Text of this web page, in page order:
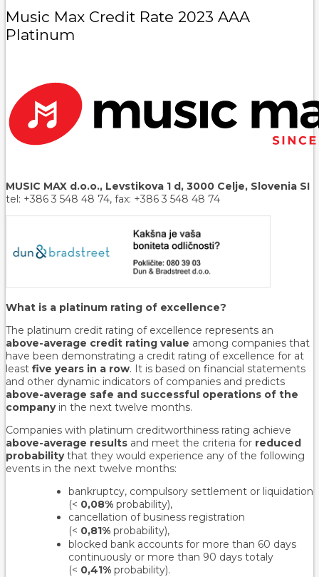
Music Max Credit Rate 2023 AAA
Platinum
MUSIC MAX d.o.o., Levstikova 1 d, 3000 Celje, Slovenia SI
tel: +386 3 548 48 74, fax: +386 3 548 48 74
What is a platinum rating of excellence?
The platinum credit rating of excellence represents an
above-average credit rating value among companies that
have been demonstrating a credit rating of excellence for at
least five years in a row. It is based on financial statements
and other dynamic indicators of companies and predicts
above-average safe and successful operations of the
companyin the next twelve months.
Companies with platinum creditworthiness rating achieve
above-average results and meet the criteria for reduced
probabilitythat they would experience any of the following
events in the next twelve months:
bankruptcy, compulsory settlement or liquidation
(< 0,08% probability),
cancellation of business registration
(< 0,81% probability),
blocked bank accounts for more than 60 days
continuously or more than 90 days totaly
(< 0,41% probability).